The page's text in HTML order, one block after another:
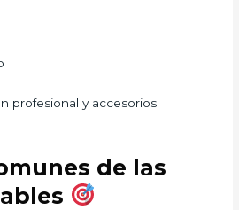
profesional y accesorios
de las